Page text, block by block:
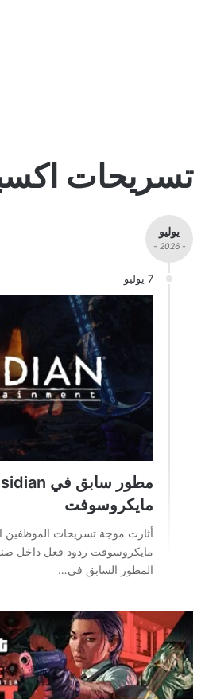
تسريحات
يوليو
- 2026 -
7 يوليو
مايكروسوفت
أثارت موجة تسريحات الموظفين
مايكروسوفت ردود فعل داخل
المطور السابق في…